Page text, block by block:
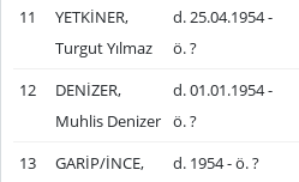
11
YETKİNER,
Turgut Yılmaz
d. 25.04.1954 -
ö. ?
12
DENİZER,
Muhlis Denizer
d. 01.01.1954 -
ö. ?
13
GARİP/İNCE,
d. 1954 - ö. ?